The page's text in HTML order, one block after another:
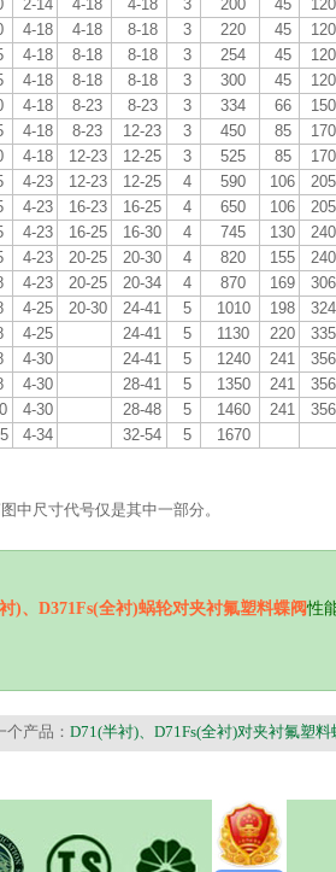
2-14 4-18 4-18 3 200 45 120
4-18 4-18 8-18 3 220 45 120
4-18 8-18 8-18 3 254 45 120
4-18 8-18 8-18 3 300 45 120
4-18 8-23 8-23 3 334 66 150
4-18 8-23 12-23 3 450 85 170
4-18 12-23 12-25 3 525 85 170
4-23 12-23 12-25 4 590 106 205
4-23 16-23 16-25 4 650 106 205
4-23 16-25 16-30 4 745 130 240
4-23 20-25 20-30 4 820 155 240
4-23 20-25 20-34 4 870 169 306
4-25 20-30 24-41 5 1010 198 324
4-25 24-41 5 1130 220 335
4-30 24-41 5 1240 241 356
4-30 28-41 5 1350 241 356
4-30 28-48 5 1460 241 356
4-34 32-54 5 1670
中尺寸代号仅是其中一部分。
)、D371Fs(全衬)蜗轮对夹衬氟塑料蝶阀性
个产品： D71(半衬)、D71Fs(全衬)对夹衬氟塑料